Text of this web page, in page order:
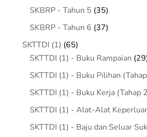
products
SKBRP - Tahun 5 3535
products
SKBRP - Tahun 6 3737
SKTTDI (1) 6565
products
SKTTDI (1) - Buku Rampaian 29
SKTTDI (1) - Buku Pilihan
SKTTDI (1) - Buku Kerja (Tahap
SKTTDI (1) - Alat-Alat
SKTTDI (1) - Baju dan Seluar